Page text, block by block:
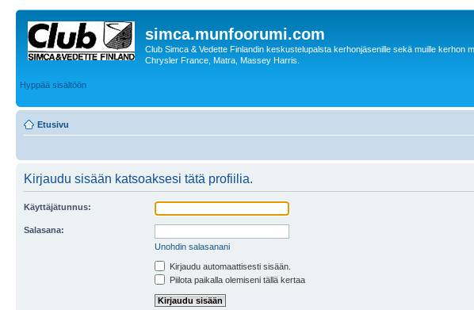
simca.munfoorumi.com
Club Simca & Vedette Finlandin keskustelupalsta kerhonjäsenille sekä muille kerhon
Chrysler France, Matra, Massey Harris.
Hyppää sisältöön
Etusivu
Kirjaudu sisään katsoaksesi tätä profiilia.
Käyttäjätunnus:
Salasana:
Unohdin salasanani
Kirjaudu automaattisesti sisään.
Piilota paikalla olemiseni tällä kertaa